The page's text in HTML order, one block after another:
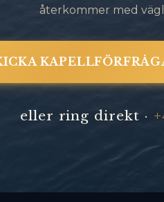
återkommer med
eller ring direkt ·